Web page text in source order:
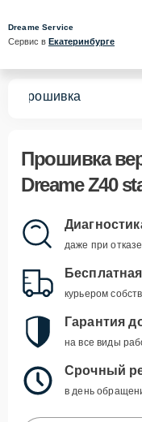
Dreame Service
Сервис в Екатеринбурге
Прошивка
Прошивка
Dreame Z40
даже при
курьером
Гарантия
на все виды
Срочный
в день